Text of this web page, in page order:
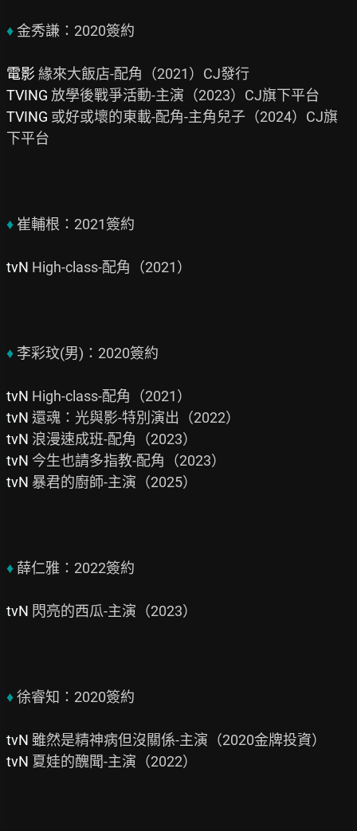
♦ 金秀謙：2020簽約
電影
TVING
TVING 或好或壞的東載-配角-主角兒子（2024）CJ旗
下平台
♦ 崔輔根：2021簽約
tvN High-class-配角（2021）
♦ 李彩玟(男)：2020簽約
tvN
tvN
tvN
tvN
tvN 暴君的廚師-主演（2025）
♦ 薛仁雅：2022簽約
tvN 閃亮的西瓜-主演（2023）
♦ 徐睿知：2020簽約
tvN
tvN 夏娃的醜聞-主演（2022）